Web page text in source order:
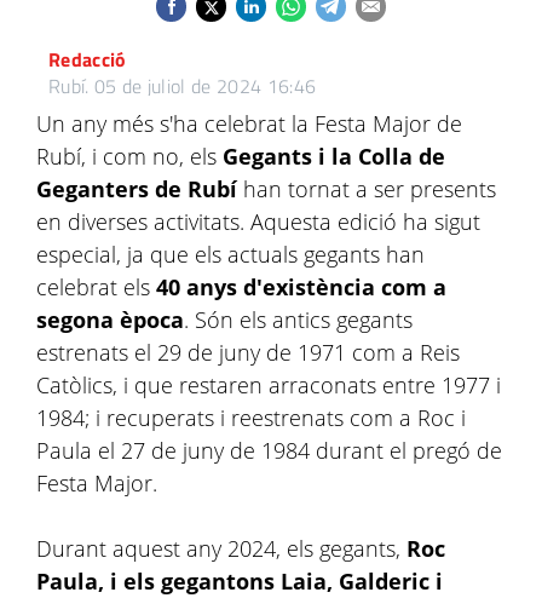
Redacció
Rubí. 05 de juliol de 2024 16:46
Un any més s'ha celebrat la Festa Major de
Rubí, i com no, els Gegants i la Colla de
Geganters de Rubíhan tornat a ser presents
en diverses activitats. Aquesta edició ha sigut
especial, ja que els actuals gegants han
celebrat els 40 anys d'existència com a
segona època. Són els antics gegants
estrenats el 29 de juny de 1971 com a Reis
Catòlics, i que restaren arraconats entre 1977 i
1984; i recuperats i reestrenats com a Roc i
Paula el 27 de juny de 1984 durant el pregó de
Festa Major.
Durant aquest any 2024, els gegants, Roc
Paula, i els gegantons Laia, Galderic i